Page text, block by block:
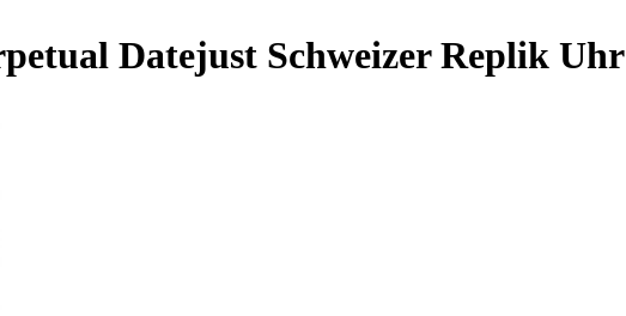
Datejust Schweizer Replik Uhr